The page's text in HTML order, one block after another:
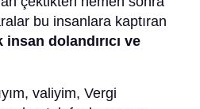
bu insanlara kaptıran
insan dolandırıcı ve
valiyim, Vergi